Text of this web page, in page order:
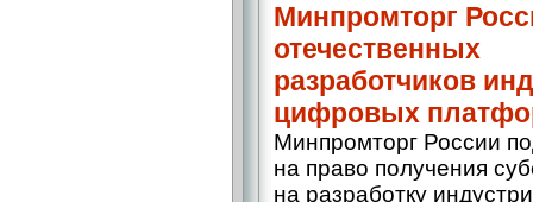
Минпромторг
отечественных
разработчиков
цифровых
Минпромторг России
на право получения
на разработку